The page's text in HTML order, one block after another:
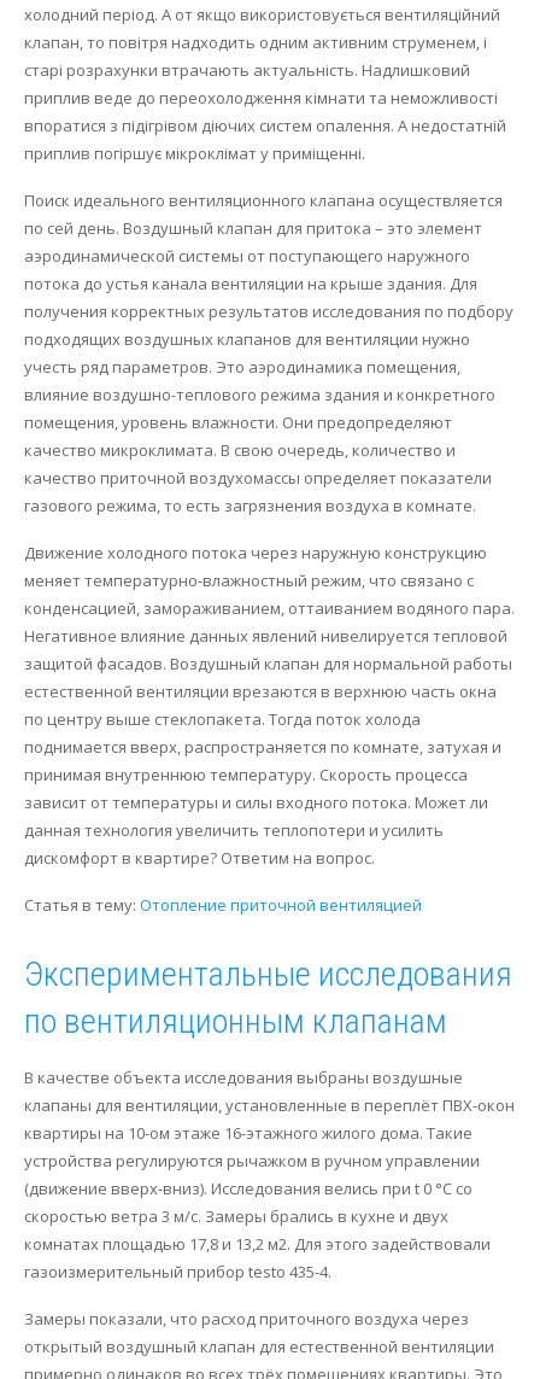
холодний період. А от якщо використовується вентиляційний
клапан, то повітря надходить одним активним струменем, і
старі розрахунки втрачають актуальність. Надлишковий
приплив веде до переохолодження кімнати та неможливості
впоратися з підігрівом діючих систем опалення. А недостатній
приплив погіршує мікроклімат у приміщенні.
Поиск идеального вентиляционного клапана осуществляется
по сей день. Воздушный клапан для притока – это элемент
аэродинамической системы от поступающего наружного
потока до устья канала вентиляции на крыше здания. Для
получения корректных результатов исследования по подбору
подходящих воздушных клапанов для вентиляции нужно
учесть ряд параметров. Это аэродинамика помещения,
влияние воздушно-теплового режима здания и конкретного
помещения, уровень влажности. Они предопределяют
качество микроклимата. В свою очередь, количество и
качество приточной воздухомассы определяет показатели
газового режима, то есть загрязнения воздуха в комнате.
Движение холодного потока через наружную конструкцию
меняет температурно-влажностный режим, что связано с
конденсацией, замораживанием, оттаиванием водяного пара.
Негативное влияние данных явлений нивелируется тепловой
защитой фасадов. Воздушный клапан для нормальной работы
естественной вентиляции врезаются в верхнюю часть окна
по центру выше стеклопакета. Тогда поток холода
поднимается вверх, распространяется по комнате, затухая и
принимая внутреннюю температуру. Скорость процесса
зависит от температуры и силы входного потока. Может ли
данная технология увеличить теплопотери и усилить
дискомфорт в квартире? Ответим на вопрос.
Статья в тему: Отопление приточной вентиляцией
Экспериментальные исследования
по вентиляционным клапанам
В качестве объекта исследования выбраны воздушные
клапаны для вентиляции, установленные в переплёт ПВХ-окон
квартиры на 10-ом этаже 16-этажного жилого дома. Такие
устройства регулируются рычажком в ручном управлении
(движение вверх-вниз). Исследования велись при t 0 °C со
скоростью ветра 3 м/с. Замеры брались в кухне и двух
комнатах площадью 17,8 и 13,2 м2. Для этого задействовали
газоизмерительный прибор testo 435-4.
Замеры показали, что расход приточного воздуха через
открытый воздушный клапан для естественной вентиляции
примерно одинаков во всех трёх помещениях квартиры. Это